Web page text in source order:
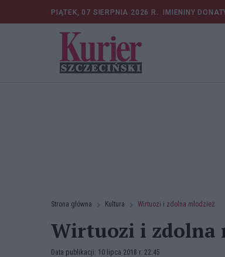
PIĄTEK, 07 SIERPNIA 2026 R. IMIENINY
Strona główna Kultura Wirtuozi i zdolna młodzież
Wirtuozi i zdolna
Data publikacji: 10 lipca 2018 r. 22:45